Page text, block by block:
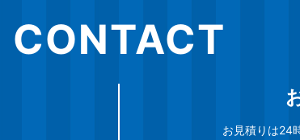
CONTACT
お見積りは24